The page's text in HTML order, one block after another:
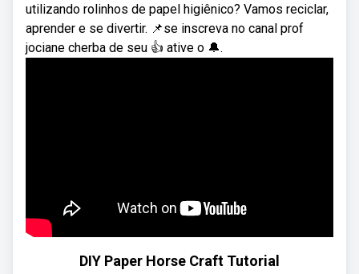
utilizando rolinhos de papel higiênico? Vamos reciclar,
aprender e se divertir. 📌se inscreva no canal prof
jociane cherba de seu 👍 ative o 🔔.
DIY Paper Horse Craft Tutorial